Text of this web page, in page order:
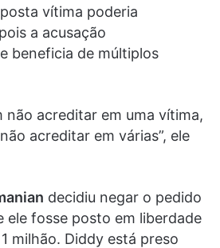
vítima poderia
a acusação
beneficia de múltiplos
não acreditar em uma vítima,
acreditar em várias”, ele
decidiu negar o pedido
ele fosse posto em liberdade
milhão. Diddy está preso